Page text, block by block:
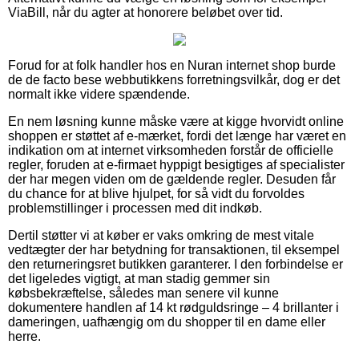
ViaBill, når du agter at honorere beløbet over tid.
Forud for at folk handler hos en Nuran internet shop burde
de de facto bese webbutikkens forretningsvilkår, dog er det
normalt ikke videre spændende.
En nem løsning kunne måske være at kigge hvorvidt online
shoppen er støttet af e-mærket, fordi det længe har været en
indikation om at internet virksomheden forstår de officielle
regler, foruden at e-firmaet hyppigt besigtiges af specialister
der har megen viden om de gældende regler. Desuden får
du chance for at blive hjulpet, for så vidt du forvoldes
problemstillinger i processen med dit indkøb.
Dertil støtter vi at køber er vaks omkring de mest vitale
vedtægter der har betydning for transaktionen, til eksempel
den returneringsret butikken garanterer. I den forbindelse er
det ligeledes vigtigt, at man stadig gemmer sin
købsbekræftelse, således man senere vil kunne
dokumentere handlen af 14 kt rødguldsringe – 4 brillanter i
dameringen, uafhængig om du shopper til en dame eller
herre.